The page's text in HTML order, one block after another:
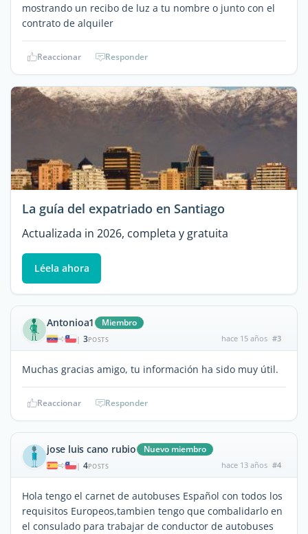
mostrando un recibo de luz a tu nombre o junto con el
contrato de alquiler
Reaccionar Responder
La guía del expatriado en Santiago
Actualizada in 2026, completa y gratuita
Léela ahora
Antonioa1 Miembro
| 3POSTS hace 15 años #3
Muchas gracias amigo, tu información ha sido muy útil.
Reaccionar Responder
jose luis cano rubio Nuevo miembro
| 4POSTS hace 13 años #4
Hola tengo el carnet de autobuses Español con todos los
requisitos Europeos,tambien tengo que combalidarlo en
el consulado para trabajar de conductor de autobuses